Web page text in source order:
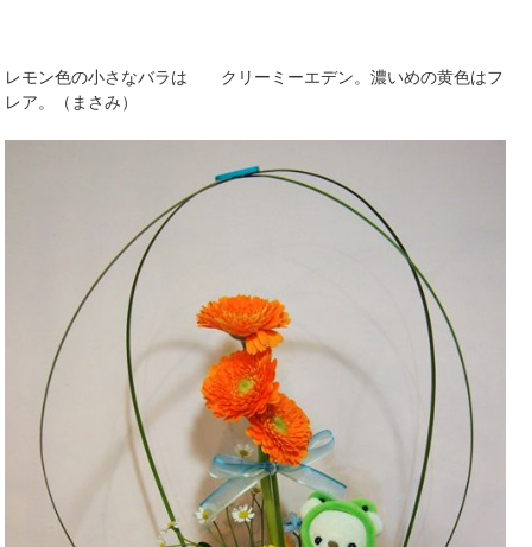
レモン色の小さなバラは クリーミーエデン。濃いめの黄色はフ
レア。（まさみ）